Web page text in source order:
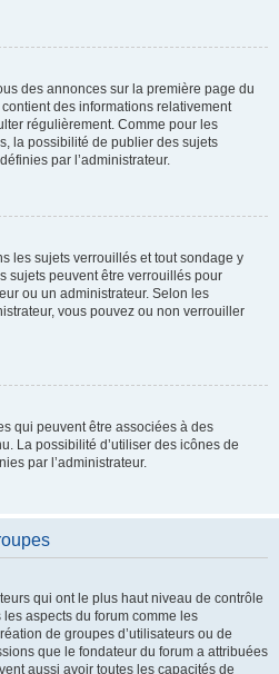
des annonces sur la première page du
des informations relativement
régulièrement. Comme pour les
la possibilité de publier des sujets
par l’administrateur.
les sujets verrouillés et tout sondage y
sujets peuvent être verrouillés pour
ou un administrateur. Selon les
vous pouvez ou non verrouiller
qui peuvent être associées à des
La possibilité d’utiliser des icônes de
par l’administrateur.
qui ont le plus haut niveau de contrôle
aspects du forum comme les
de groupes d’utilisateurs ou de
que le fondateur du forum a attribuées
aussi avoir toutes les capacités de